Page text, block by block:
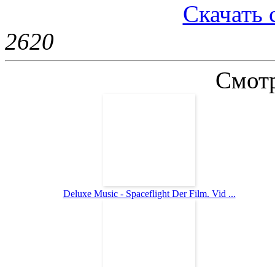
Скачать
2620
Deluxe Music - Spaceflight Der Film. Vid ...